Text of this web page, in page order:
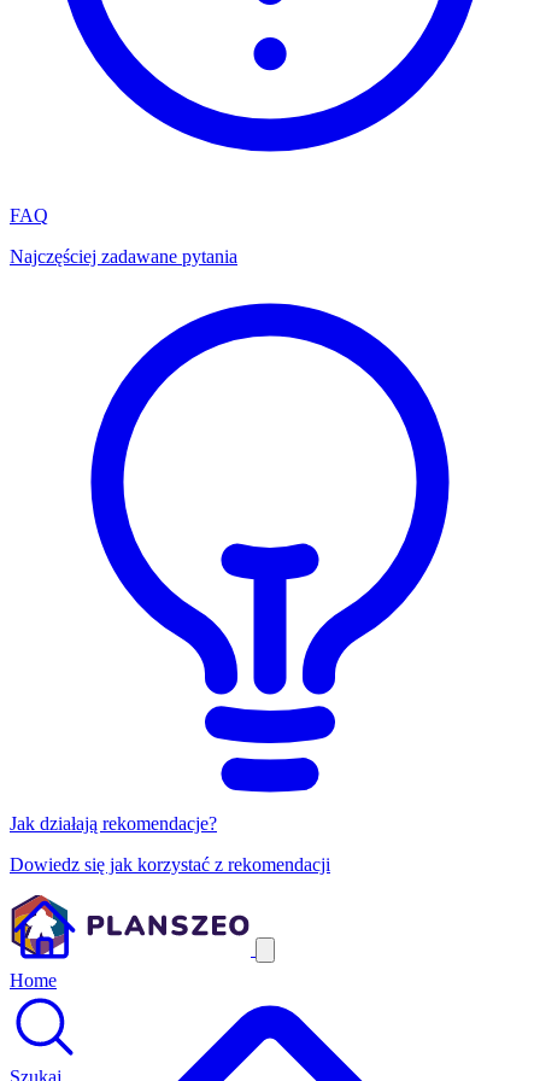
FAQ
Najczęściej zadawane pytania
Jak działają rekomendacje?
Dowiedz się jak korzystać z rekomendacji
Home
Szukaj